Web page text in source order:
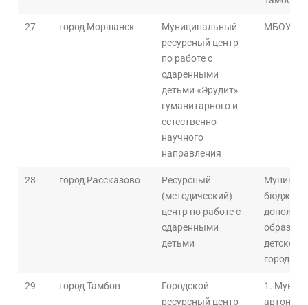
27 город Моршанск
Муниципальный
ресурсный центр
по работе с
одаренными
детьми «Эрудит»
гуманитарного и
естественно-
научного
направления
МБОУ
28 город Рассказово
Ресурсный
(методический)
центр по работе с
одаренными
детьми
детского
города
29 город Тамбов
Городской
ресурсный центр
1.